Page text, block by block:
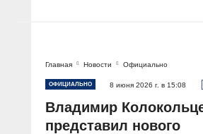
Главная Новости Официально
ОФИЦИАЛЬНО 8 июня 2026 г. в 15:08
Владимир
представил нового